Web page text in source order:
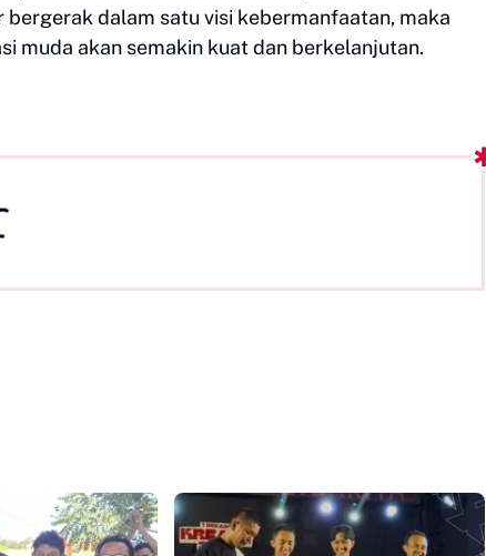
dalam satu visi kebermanfaatan, maka
muda akan semakin kuat dan berkelanjutan.